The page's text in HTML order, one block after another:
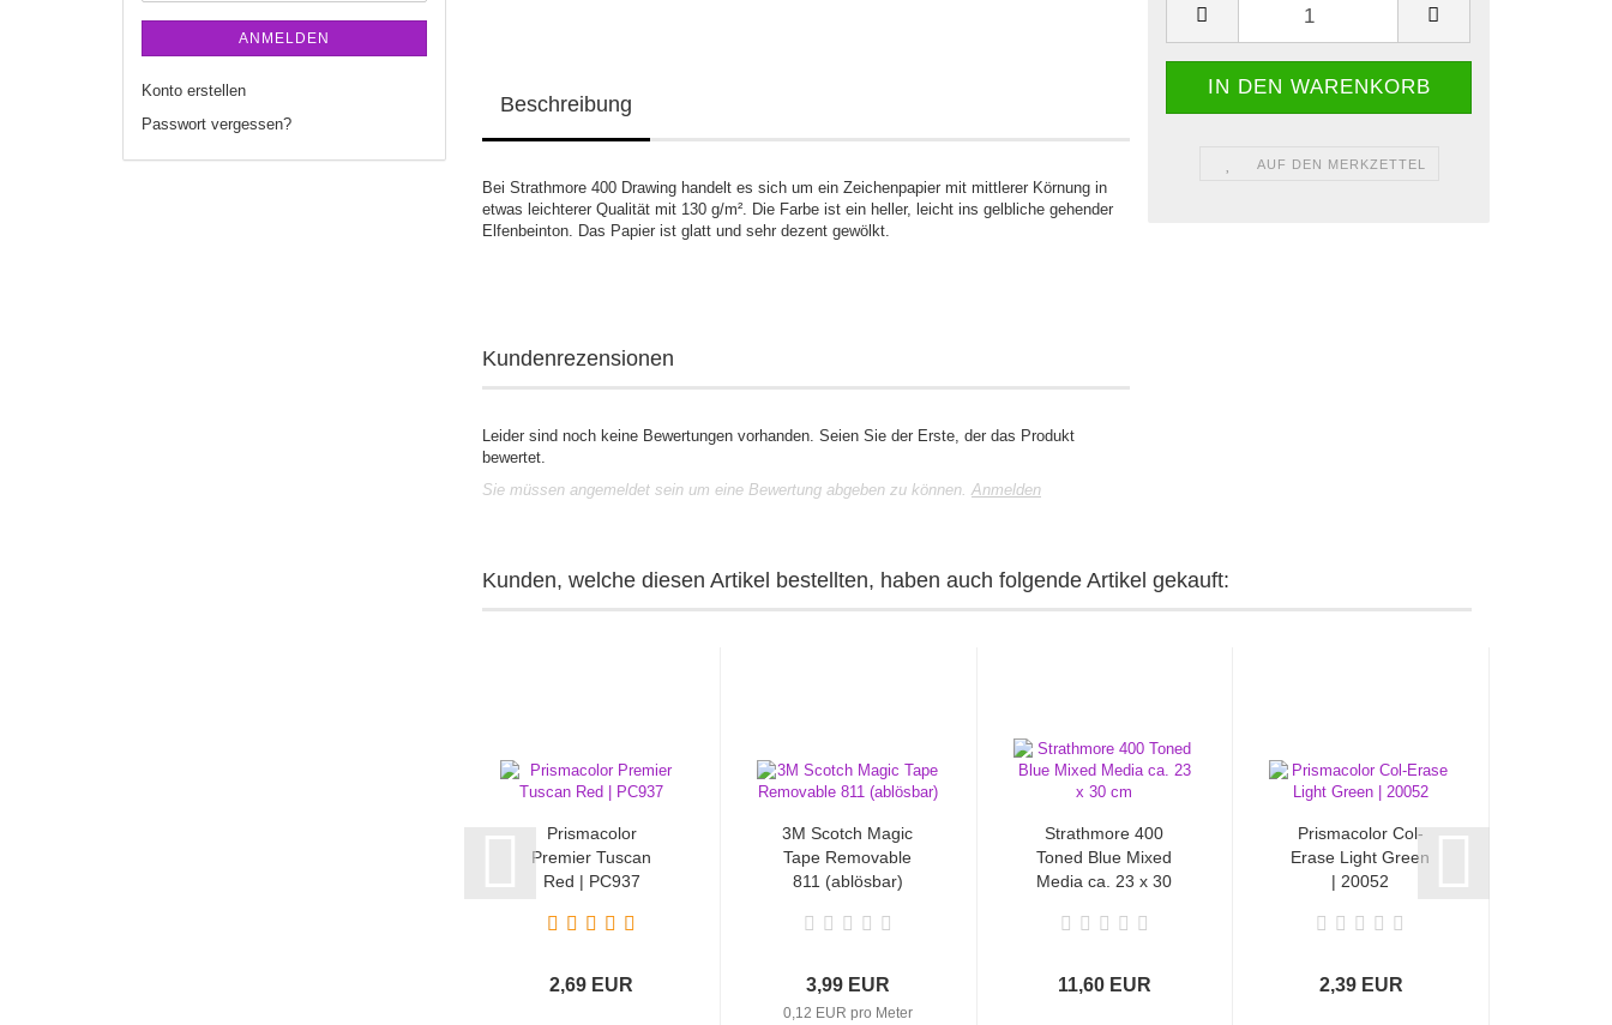
AUF DEN MERKZETTEL
Beschreibung
Bei Strathmore 400 Drawing handelt es sich um ein Zeichenpapier mit mittlerer Körnung in
etwas leichterer Qualität mit 130 g/m². Die Farbe ist ein heller, leicht ins gelbliche gehender
Elfenbeinton. Das Papier ist glatt und sehr dezent gewölkt.
Kundenrezensionen
Leider sind noch keine Bewertungen vorhanden. Seien Sie der Erste, der das Produkt
bewertet.
Sie müssen angemeldet sein um eine Bewertung abgeben zu können. Anmelden
Kunden, welche diesen Artikel bestellten, haben auch folgende Artikel gekauft:
Prismacolor
Premier Tuscan
Red | PC937
2,69 EUR
3M Scotch Magic
Tape Removable
811 (ablösbar)
3,99 EUR
0,12 EUR pro Meter
Strathmore 400
Toned Blue Mixed
Media ca. 23 x 30
11,60 EUR
Prismacolor Col-
Erase Light Green
| 20052
2,39 EUR
ANMELDEN
Konto erstellen
Passwort vergessen?